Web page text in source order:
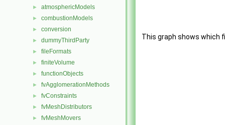
► atmosphericModels
► combustionModels
► conversion
► dummyThirdParty
► fileFormats
► finiteVolume
► functionObjects
► fvAgglomerationMethods
► fvConstraints
► fvMeshDistributors
► fvMeshMovers
This graph shows which